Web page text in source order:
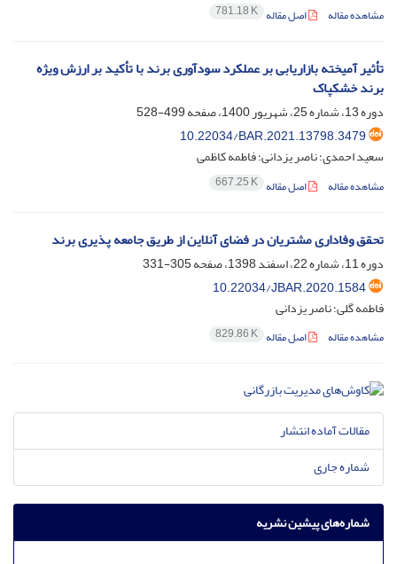
مشاهده مقاله اصل مقاله 781.18 K
تأثیر آمیخته بازاریابی بر عملکرد سودآوری برند با تأکید بر ارزش ویژه
برند خشکپاک
دوره 13، شماره 25، شهریور 1400، صفحه
499-528
10.22034/BAR.2021.13798.3479
سعید احمدی؛ ناصر یزدانی؛ فاطمه کاظمی
مشاهده مقاله اصل مقاله 667.25 K
تحقق وفاداری مشتریان در فضای آنلاین از طریق جامعه پذیری برند
دوره 11، شماره 22، اسفند 1398، صفحه
305-331
10.22034/JBAR.2020.1584
فاطمه گلی؛ ناصر یزدانی
مشاهده مقاله اصل مقاله 829.86 K
مقالات آماده انتشار
شماره جاری
شماره‌های پیشین نشریه